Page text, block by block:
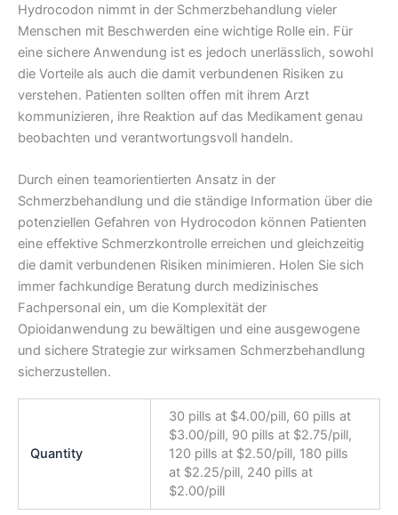
Hydrocodon nimmt in der Schmerzbehandlung vieler
Menschen mit Beschwerden eine wichtige Rolle ein. Für
eine sichere Anwendung ist es jedoch unerlässlich, sowohl
die Vorteile als auch die damit verbundenen Risiken zu
verstehen. Patienten sollten offen mit ihrem Arzt
kommunizieren, ihre Reaktion auf das Medikament genau
beobachten und verantwortungsvoll handeln.
Durch einen teamorientierten Ansatz in der
Schmerzbehandlung und die ständige Information über die
potenziellen Gefahren von Hydrocodon können Patienten
eine effektive Schmerzkontrolle erreichen und gleichzeitig
die damit verbundenen Risiken minimieren. Holen Sie sich
immer fachkundige Beratung durch medizinisches
Fachpersonal ein, um die Komplexität der
Opioidanwendung zu bewältigen und eine ausgewogene
und sichere Strategie zur wirksamen Schmerzbehandlung
sicherzustellen.
Quantity
30 pills at $4.00/pill, 60 pills at
$3.00/pill, 90 pills at $2.75/pill,
120 pills at $2.50/pill, 180 pills
at $2.25/pill, 240 pills at
$2.00/pill